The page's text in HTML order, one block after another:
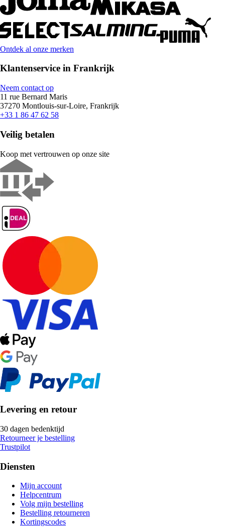
Ontdek al onze merken
Klantenservice in Frankrijk
Neem contact op
11 rue Bernard Maris
37270 Montlouis-sur-Loire, Frankrijk
+33 1 86 47 62 58
Veilig betalen
Koop met vertrouwen op onze site
Levering en retour
30 dagen bedenktijd
Retourneer je bestelling
Trustpilot
Diensten
Mijn account
Helpcentrum
Volg mijn bestelling
Bestelling retourneren
Kortingscodes